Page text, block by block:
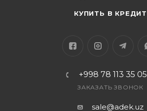
КУПИТЬ В КРЕДИТ
+998 78 113 35 05
ЗАКАЗАТЬ ЗВОНОК
sale@adek.uz